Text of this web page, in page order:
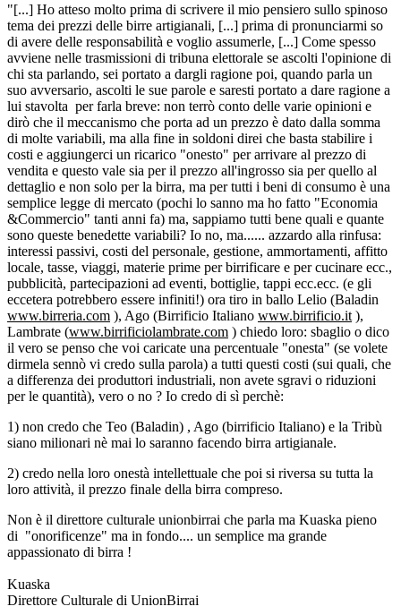
"[...] Ho atteso molto prima di scrivere il mio pensiero sullo spinoso
tema dei prezzi delle birre artigianali, [...] prima di pronunciarmi so
di avere delle responsabilità e voglio assumerle, [...] Come spesso
avviene nelle trasmissioni di tribuna elettorale se ascolti l'opinione di
chi sta parlando, sei portato a dargli ragione poi, quando parla un
suo avversario, ascolti le sue parole e saresti portato a dare ragione a
lui stavolta per farla breve: non terrò conto delle varie opinioni e
dirò che il meccanismo che porta ad un prezzo è dato dalla somma
di molte variabili, ma alla fine in soldoni direi che basta stabilire i
costi e aggiungerci un ricarico "onesto" per arrivare al prezzo di
vendita e questo vale sia per il prezzo all'ingrosso sia per quello al
dettaglio e non solo per la birra, ma per tutti i beni di consumo è una
semplice legge di mercato (pochi lo sanno ma ho fatto "Economia
&Commercio" tanti anni fa) ma, sappiamo tutti bene quali e quante
sono queste benedette variabili? Io no, ma...... azzardo alla rinfusa:
interessi passivi, costi del personale, gestione, ammortamenti, affitto
locale, tasse, viaggi, materie prime per birrificare e per cucinare ecc.,
pubblicità, partecipazioni ad eventi, bottiglie, tappi ecc.ecc. (e gli
eccetera potrebbero essere infiniti!) ora tiro in ballo Lelio (Baladin
www.birreria.com ), Ago (Birrificio Italiano www.birrificio.it ),
Lambrate (www.birrificiolambrate.com ) chiedo loro: sbaglio o dico
il vero se penso che voi caricate una percentuale "onesta" (se volete
dirmela sennò vi credo sulla parola) a tutti questi costi (sui quali, che
a differenza dei produttori industriali, non avete sgravi o riduzioni
per le quantità), vero o no ? Io credo di sì perchè:
1) non credo che Teo (Baladin) , Ago (birrificio Italiano) e la Tribù
siano milionari nè mai lo saranno facendo birra artigianale.
2) credo nella loro onestà intellettuale che poi si riversa su tutta la
loro attività, il prezzo finale della birra compreso.
Non è il direttore culturale unionbirrai che parla ma Kuaska pieno
di "onorificenze" ma in fondo.... un semplice ma grande
appassionato di birra !
Kuaska
Direttore Culturale di UnionBirrai